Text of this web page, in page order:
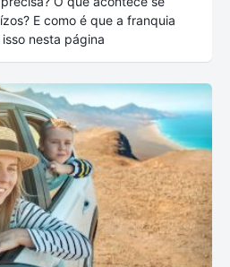
E como é que a franquia
nesta página